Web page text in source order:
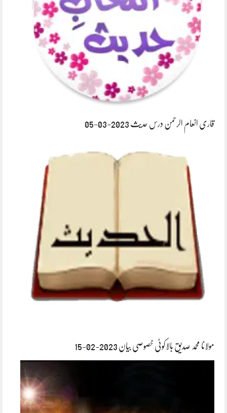
قاری انعام الرحمن درس حدیث 2023-03-05
مولانا محمد صدیق بالاکوٹی خصوصی بیان 2023-02-15